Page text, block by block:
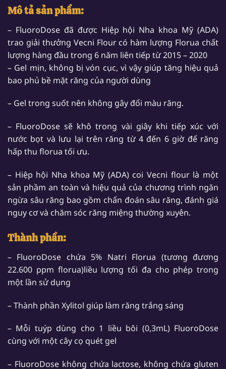
Mô tả sản phẩm:
– FluoroDose đã được Hiệp hội Nha khoa Mỹ (ADA)
trao giải thưởng Vecni Flour có hàm lượng Florua chất
lượng hàng đầu trong 6 năm liên tiếp từ 2015 – 2020
– Gel mịn, không bị vón cục, vì vậy giúp tăng hiệu quả
bao phủ bề mặt răng của người dùng
– Gel trong suốt nên không gây đổi màu răng.
– FluoroDose sẽ khô trong vài giây khi tiếp xúc với
nước bọt và lưu lại trên răng từ 4 đến 6 giờ để răng
hấp thu florua tối ưu.
– Hiệp hội Nha khoa Mỹ (ADA) coi Vecni flour là một
sản phầm an toàn và hiệu quả của chương trình ngăn
ngừa sâu răng bao gồm chẩn đoán sâu răng, đánh giá
nguy cơ và chăm sóc răng miệng thường xuyên.
Thành phần:
– FluoroDose chứa 5% Natri Florua (tương đương
22.600 ppm florua)liều lượng tối đa cho phép trong
một lần sử dụng
– Thành phần Xylitol giúp làm răng trắng sáng
– Mỗi tuýp dùng cho 1 liều bôi (0,3mL) FluoroDose
cùng với một cây cọ quét gel
– FluoroDose không chứa lactose, không chứa gluten